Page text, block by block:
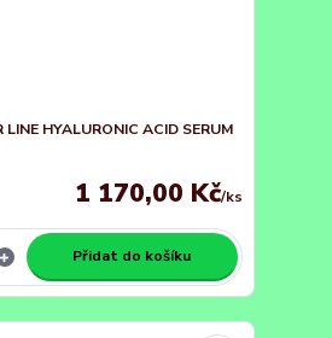
LINE HYALURONIC ACID SERUM
1 170,00 Kč/ks
Přidat do košíku